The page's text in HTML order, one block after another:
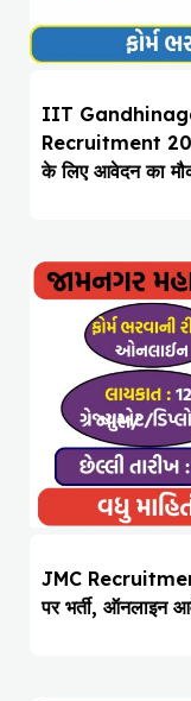
IIT
Recruitment
के लिए आवेदन का
JMC Recruitment
पर भर्ती, ऑनलाइन